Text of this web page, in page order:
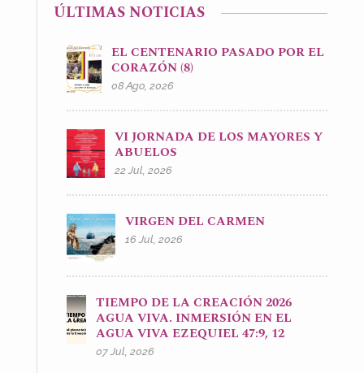
ÚLTIMAS NOTICIAS
EL CENTENARIO PASADO POR EL
CORAZÓN (8)
08 Ago, 2026
VI JORNADA DE LOS MAYORES Y
ABUELOS
22 Jul, 2026
VIRGEN DEL CARMEN
16 Jul, 2026
TIEMPO DE LA CREACIÓN 2026
AGUA VIVA. INMERSIÓN EN EL
AGUA VIVA EZEQUIEL 47:9, 12
07 Jul, 2026